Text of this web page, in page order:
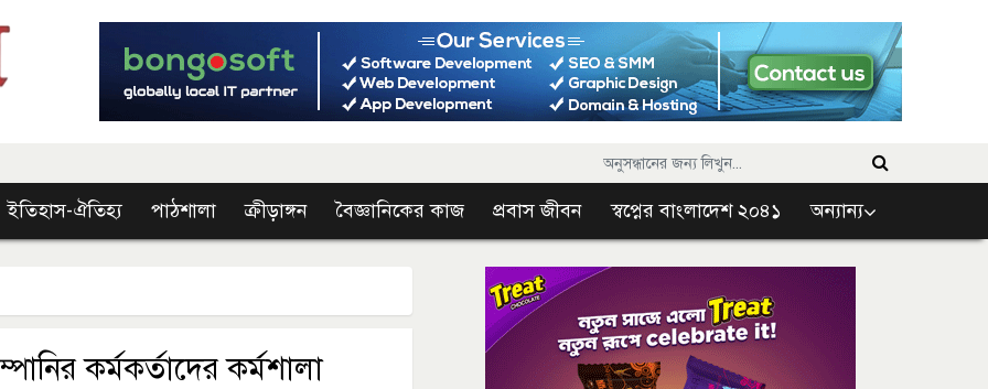
ইতিহাস-ঐতিহ্য পাঠশালা ক্রীড়াঙ্গন বৈজ্ঞানিকের কাজ প্রবাস জীবন স্বপ্নের বাংলাদেশ ২০৪১ অন্যান্য
কর্মকর্তাদের কর্মশালা